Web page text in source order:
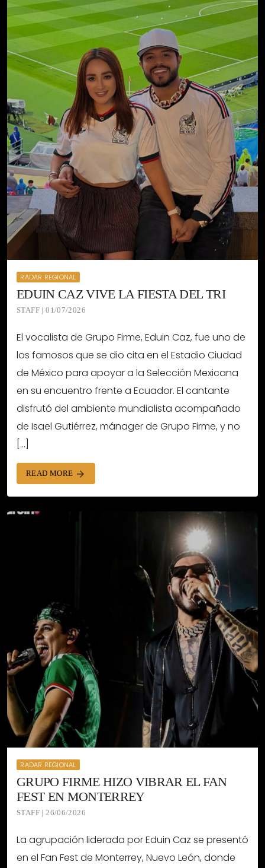
RADAR REGIONAL
EDUIN CAZ VIVE LA FIESTA DEL TRI
STAFF | 01/07/2026
El vocalista de Grupo Firme, Eduin Caz, fue uno de
los famosos que se dio cita en el Estadio Ciudad
de México para apoyar a la Selección Mexicana
en su encuentro frente a Ecuador. El cantante
disfrutó del ambiente mundialista acompañado
de Isael Gutiérrez, mánager de Grupo Firme, y no
[…]
READ MORE arrow_forward
RADAR REGIONAL
GRUPO FIRME HIZO VIBRAR EL FAN
FEST EN MONTERREY
STAFF | 26/06/2026
La agrupación liderada por Eduin Caz se presentó
en el Fan Fest de Monterrey, Nuevo León, donde